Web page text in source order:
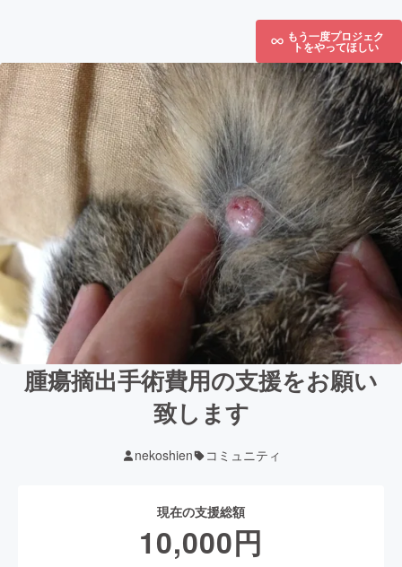
もう一度プロジェク
トをやってほしい
腫瘍摘出手術費用の支援をお願い
致します
nekoshien コミュニティ
現在の支援総額
10,000円